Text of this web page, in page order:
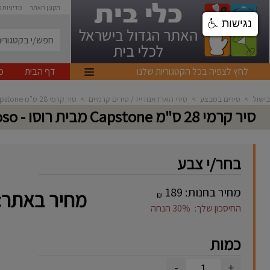
תקנון האתר
לחץ לצפיה בכל הקטגוריות שלנו דף הבית
בישול > סירים במבצע > סירי הארדאנודייז / סירים קרמיים > סיר קרמי 28 ס"מ Capstone מבית רוסו - Roso
סיר קרמי 28 ס"מ Capstone מבית רוסו - Roso
בחר/י צבע
מחיר בחנות: ₪
החיסכון שלך: 30% הנחה מחיר
כמות
נגישות